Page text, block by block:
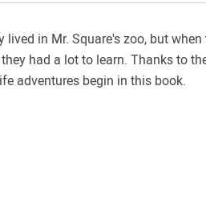
in Mr. Square's zoo, but when
had a lot to learn. Thanks to
adventures begin in this book.